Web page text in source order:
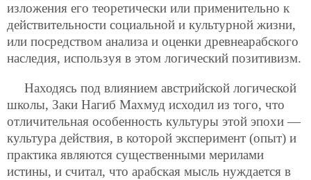
изложения его теоретически или применительно к
действительности социальной и культурной жизни,
или посредством анализа и оценки древнеарабского
наследия, используя в этом логический позитивизм.
Находясь под влиянием австрийской логической
школы, Заки Нагиб Махмуд исходил из того, что
отличительная особенность культуры этой эпохи —
культура действия, в которой эксперимент (опыт) и
практика являются существенными мерилами
истины, и считал, что арабская мысль нуждается в